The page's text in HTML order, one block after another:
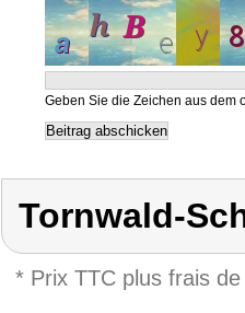
Geben Sie die Zeichen aus dem
Tornwald-
* Prix TTC plus frais